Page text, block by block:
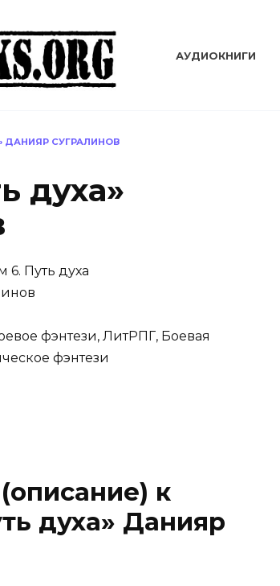
АУДИОКНИГИ
ДАНИЯР СУГРАЛИНОВ
духа»
6. Путь духа
фэнтези, ЛитРПГ, Боевая
фэнтези
к
духа» Данияр